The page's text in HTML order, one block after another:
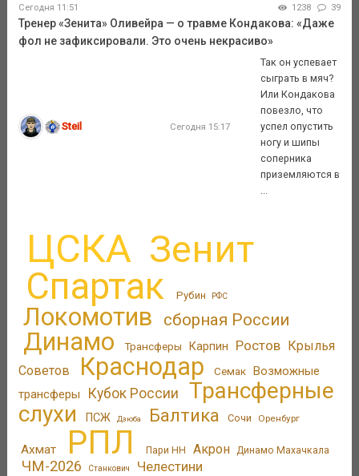
Сегодня 11:51 1238 39
Тренер «Зенита» Оливейра — о травме Кондакова: «Даже
фол не зафиксировали. Это очень некрасиво»
Steil Сегодня 15:17
Так он успевает
сыграть в мяч?
Или Кондакова
повезло, что
успел опустить
ногу и шипы
соперника
приземляются в
ЦСКА Зенит
Спартак Рубин РФС
Локомотив сборная России
Динамо Трансферы Карпин Ростов Крылья
Советов
Краснодар Семак Возможные
трансферы
Кубок России
Трансферные
слухи
ПСЖ Дзюба Балтика Сочи Оренбург
Ахмат РПЛ Пари НН Акрон Динамо Махачкала
ЧМ-2026 Станкович Челестини